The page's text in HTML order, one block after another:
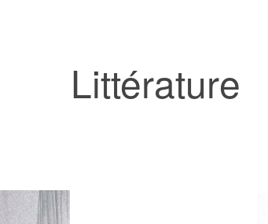
Littérature